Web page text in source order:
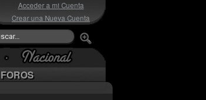
Acceder a mi Cuenta
Crear una Nueva Cuenta
FOROS